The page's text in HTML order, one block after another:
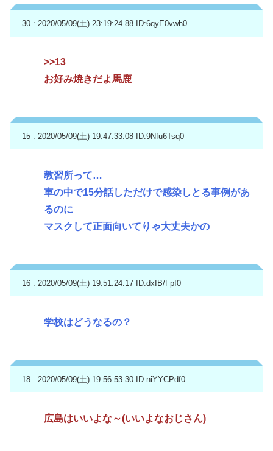
30 : 2020/05/09(土) 23:19:24.88 ID:6qyE0vwh0
>>13
お好み焼きだよ馬鹿
15 : 2020/05/09(土) 19:47:33.08 ID:9Nfu6Tsq0
教習所って…
車の中で15分話しただけで感染しとる事例があ
るのに
マスクして正面向いてりゃ大丈夫かの
16 : 2020/05/09(土) 19:51:24.17 ID:dxIB/FpI0
学校はどうなるの？
18 : 2020/05/09(土) 19:56:53.30 ID:niYYCPdf0
広島はいいよな～(いいよなおじさん)